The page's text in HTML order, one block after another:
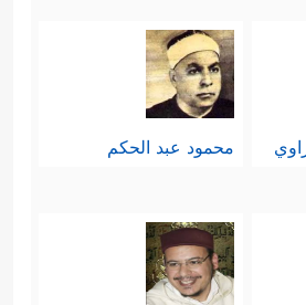
محمود عبد الحكم